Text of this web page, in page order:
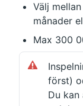
Välj
månader
Max 300
först)
Du